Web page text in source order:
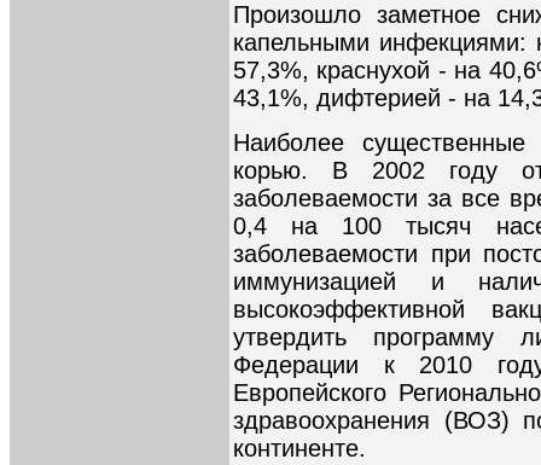
Произошло заметное
капельными
57,3%, краснухой - на
43,1%, дифтерией - на
Наиболее
корью. В 2002 году
заболеваемости за все
0,4 на 100 тысяч
заболеваемости при
иммунизацией и
высокоэффективной
утвердить программу
Федерации к 2010
Европейского
здравоохранения (ВОЗ)
континенте.